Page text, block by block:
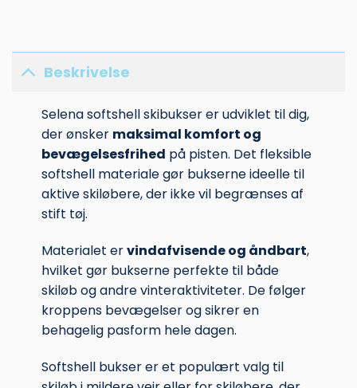
Beskrivelse
Selena softshell skibukser er udviklet til dig,
der ønsker maksimal komfort og
bevægelsesfrihed på pisten. Det fleksible
softshell materiale gør bukserne ideelle til
aktive skiløbere, der ikke vil begrænses af
stift tøj.
Materialet ervindafvisende og åndbart,
hvilket gør bukserne perfekte til både
skiløb og andre vinteraktiviteter. De følger
kroppens bevægelser og sikrer en
behagelig pasform hele dagen.
Softshell bukser er et populært valg til